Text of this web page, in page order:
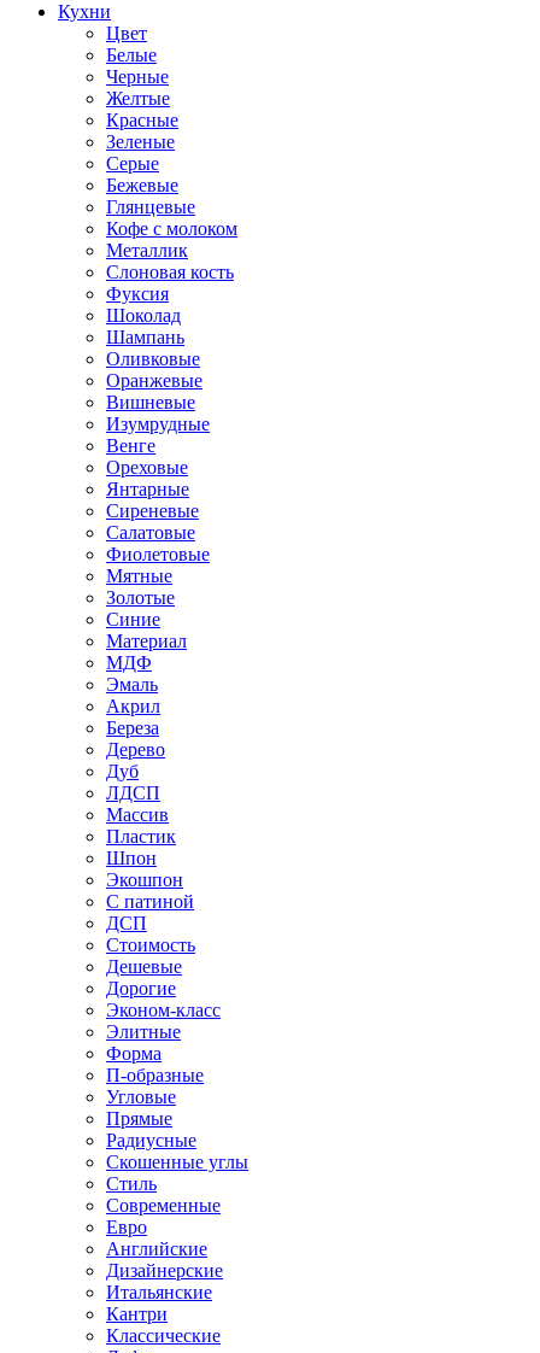
Кухни
Цвет
Белые
Черные
Желтые
Красные
Зеленые
Серые
Бежевые
Глянцевые
Кофе с молоком
Металлик
Слоновая кость
Фуксия
Шоколад
Шампань
Оливковые
Оранжевые
Вишневые
Изумрудные
Венге
Ореховые
Янтарные
Сиреневые
Салатовые
Фиолетовые
Мятные
Золотые
Синие
Материал
МДФ
Эмаль
Акрил
Береза
Дерево
Дуб
ЛДСП
Массив
Пластик
Шпон
Экошпон
С патиной
ДСП
Стоимость
Дешевые
Дорогие
Эконом-класс
Элитные
Форма
П-образные
Угловые
Прямые
Радиусные
Скошенные углы
Стиль
Современные
Евро
Английские
Дизайнерские
Итальянские
Кантри
Классические